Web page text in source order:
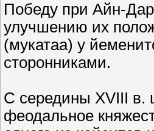
Победу при Айн-
улучшению их
(мукатаа) у
сторонниками.
С середины XVIII в.
феодальное